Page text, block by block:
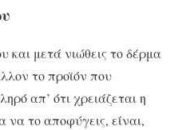
και μετά νιώθεις το δέρμα
το προϊόν που
απ’ ότι χρειάζεται η
να το αποφύγεις, είναι,